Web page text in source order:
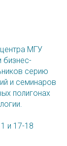
МГУ
бизнес-
серию
и семинаров
полигонах
и 17-18